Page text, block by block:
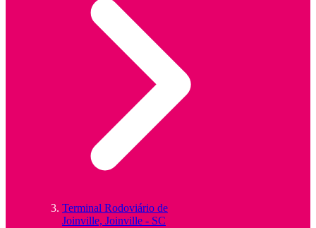
Terminal Rodoviário de
Joinville, Joinville - SC